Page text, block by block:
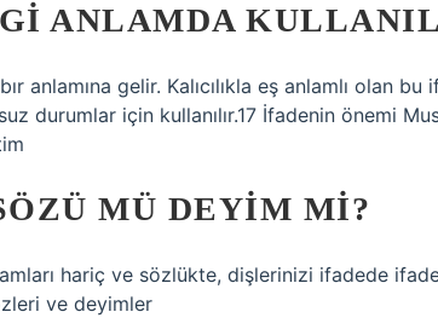
ANLAMDA
anlamına gelir. Kalıcılıkla eş anlamlı olan bu
durumlar için kullanılır.17 İfadenin önemi
MÜ DEYIM MI?
hariç ve sözlükte, dişlerinizi ifadede
ve deyimler